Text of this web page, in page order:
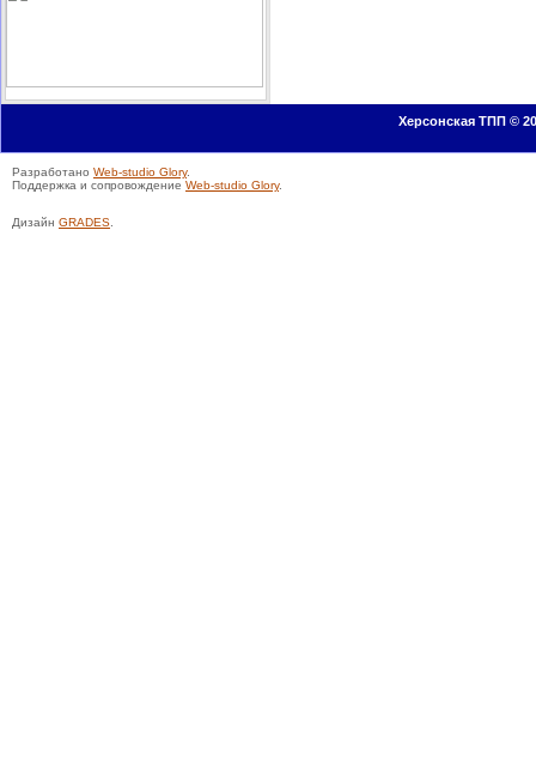
Херсонская ТПП ©
Разработано Web-studio Glory.
Поддержка и сопровождение Web-studio Glory.
Дизайн GRADES